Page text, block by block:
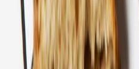
PLUS
SANS